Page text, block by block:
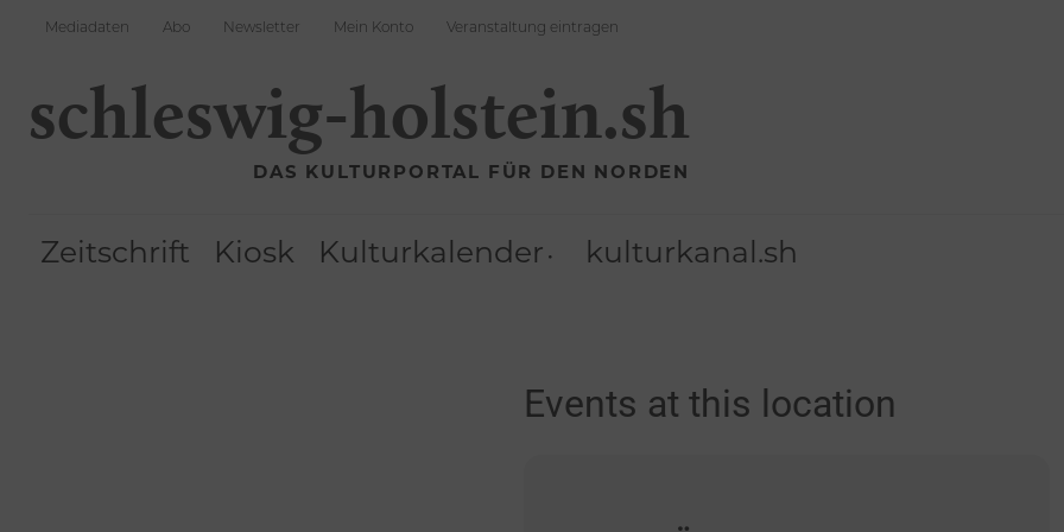
Mediadaten Abo Newsletter Mein Konto Veranstaltung eintragen
schleswig-holstein.sh
DAS KULTURPORTAL FÜR DEN NORDEN
Zeitschrift Kiosk Kulturkalender kulturkanal.sh
Events at this location